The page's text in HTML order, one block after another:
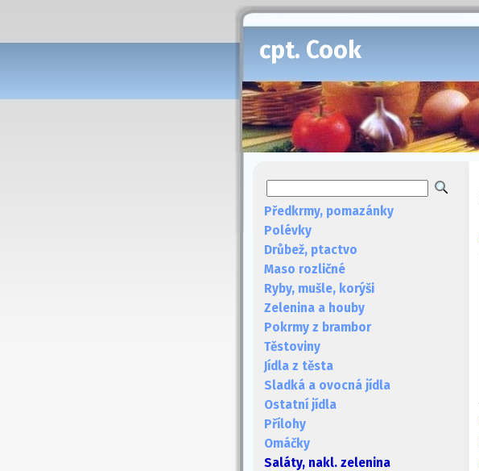
cpt. Cook
Předkrmy, pomazánky
Polévky
Drůbež, ptactvo
Maso rozličné
Ryby, mušle, korýši
Zelenina a houby
Pokrmy z brambor
Těstoviny
Jídla z těsta
Sladká a ovocná jídla
Ostatní jídla
Přílohy
Omáčky
Saláty, nakl. zelenina